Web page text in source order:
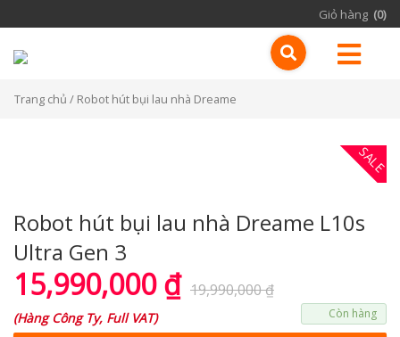
Giỏ hàng (0)
Trang chủ / Robot hút bụi lau nhà Dreame
SALE
Robot hút bụi lau nhà Dreame L10s
Ultra Gen 3
15,990,000₫ 19,990,000₫
(Hàng Công Ty, Full VAT) Còn hàng